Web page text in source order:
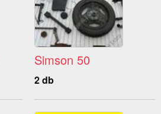
Simson 50
2 db